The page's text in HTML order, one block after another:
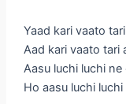
Yaad kari vaato
Aad kari vaato tari
Aasu luchi luchi
Ho aasu luchi